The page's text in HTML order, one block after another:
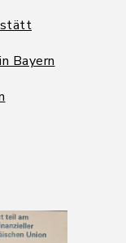
Bayern